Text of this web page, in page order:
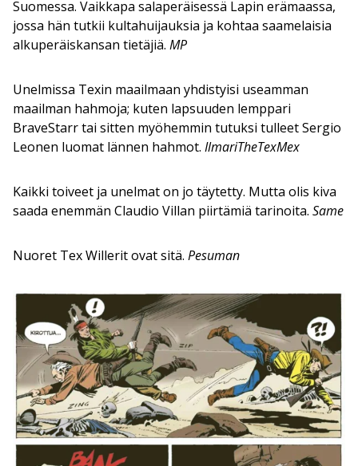
Suomessa. Vaikkapa salaperäisessä Lapin erämaassa,
jossa hän tutkii kultahuijauksia ja kohtaa saamelaisia
alkuperäiskansan tietäjiä. MP
Unelmissa Texin maailmaan yhdistyisi useamman
maailman hahmoja; kuten lapsuuden lemppari
BraveStarr tai sitten myöhemmin tutuksi tulleet Sergio
Leonen luomat lännen hahmot. IlmariTheTexMex
Kaikki toiveet ja unelmat on jo täytetty. Mutta olis kiva
saada enemmän Claudio Villan piirtämiä tarinoita. Same
Nuoret Tex Willerit ovat sitä. Pesuman